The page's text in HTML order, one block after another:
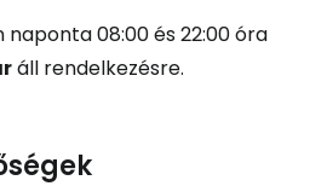
08:00 és 22:00 óra
áll rendelkezésre.